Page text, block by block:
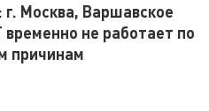
г. Москва, Варшавское
не работает по
причинам